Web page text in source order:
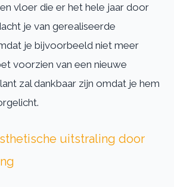
vloer die er het hele jaar door
je van gerealiseerde
je bijvoorbeeld niet meer
voorzien van een nieuwe
zal dankbaar zijn omdat je hem
uitstraling door